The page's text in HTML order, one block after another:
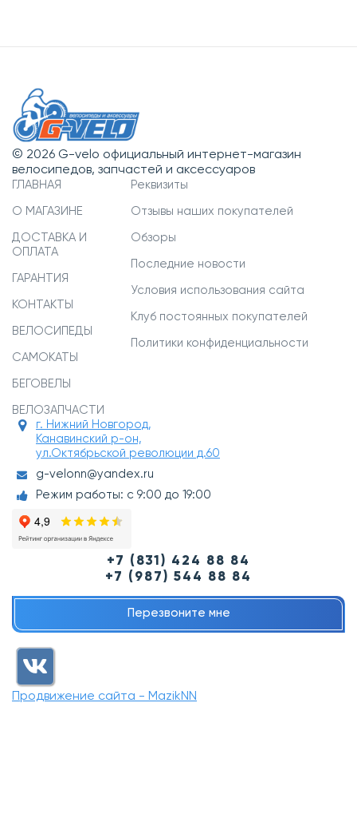
© 2026 G-velo официальный интернет-магазин
велосипедов, запчастей и аксессуаров
ГЛАВНАЯ
О МАГАЗИНЕ
ДОСТАВКА И
ОПЛАТА
ГАРАНТИЯ
КОНТАКТЫ
ВЕЛОСИПЕДЫ
САМОКАТЫ
БЕГОВЕЛЫ
ВЕЛОЗАПЧАСТИ
Реквизиты
Отзывы наших покупателей
Обзоры
Последние новости
Условия использования сайта
Клуб постоянных покупателей
Политики конфиденциальности
г. Нижний Новгород,
Канавинский р-он,
ул.Октябрьской революции д.60
g-velonn@yandex.ru
Режим работы: с 9:00 до 19:00
+7 (831) 424 88 84
+7 (987) 544 88 84
Перезвоните мне
Продвижение сайта - MazikNN